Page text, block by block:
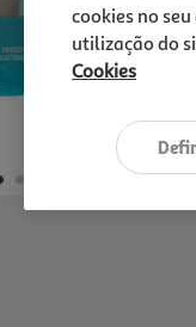
cookies no
utilização do
Cookies